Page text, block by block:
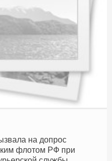
на допрос
флотом РФ при